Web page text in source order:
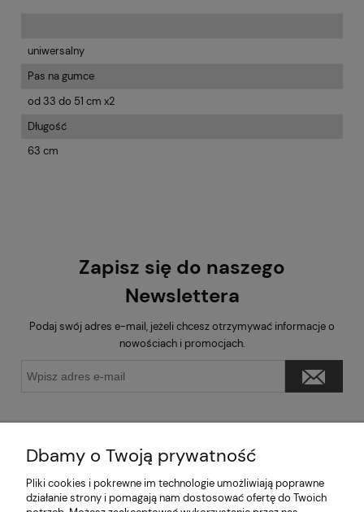
uniwersalny
Pas na gumce
od 33 do 51 cm x2
Długość
63 cm
Zapisz się do naszego
Newslettera
Podaj swój adres e-mail, jeżeli chcesz otrzymywać informacje o
nowościach i promocjach.
Pomoc
Dbamy o Twoją prywatność
Pliki cookies i pokrewne im technologie umożliwiają poprawne
działanie strony i pomagają nam dostosować ofertę do Twoich